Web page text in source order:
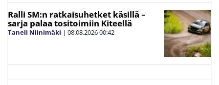
Ralli SM:n ratkaisuhetket käsillä –
sarja palaa tositoimiin Kiteellä
Taneli Niinimäki | 08.08.202600:42